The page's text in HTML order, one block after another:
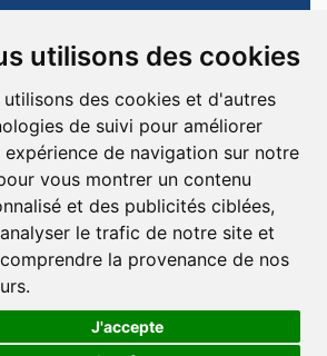
utilisons des cookies
utilisons des cookies et d'autres
de suivi pour améliorer
de navigation sur notre
vous montrer un contenu
et des publicités ciblées,
le trafic de notre site et
la provenance de nos
J'accepte
Tous les droits sont réservés.
Newsletter